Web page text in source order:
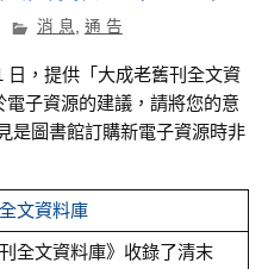
消 息, 通 告
日，提供「大成老舊刊全文資
子資源的建議，請將您的意
是圖書館訂購新電子資源時非
文資料庫
刊全文資料庫》收錄了清末